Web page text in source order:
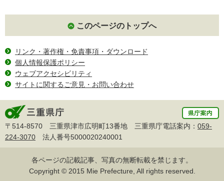
このページのトップへ
リンク・著作権・免責事項・ダウンロード
個人情報保護ポリシー
ウェブアクセシビリティ
サイトに関するご意見・お問い合わせ
〒514-8570 三重県津市広明町13番地 三重県庁電話案内： 059-
224-3070 法人番号5000020240001
各ページの記載記事、写真の無断転載を禁じます。
Copyright © 2015 Mie Prefecture, All rights reserved.